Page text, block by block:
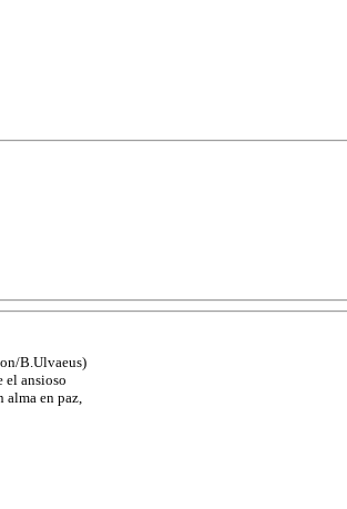
B.Ulvaeus)
el ansioso
alma en paz,